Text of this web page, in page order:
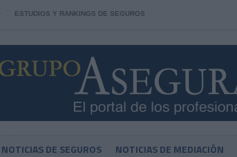
ESTUDIOS Y RANKINGS DE SEGUROS
NOTICIAS DE SEGUROS NOTICIAS DE MEDIACIÓN